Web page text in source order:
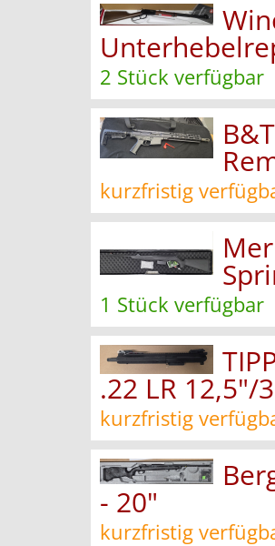
2 Stück verfügbar
kurzfristig
1 Stück verfügbar
.22 LR 12,5"/
kurzfristig
- 20"
kurzfristig